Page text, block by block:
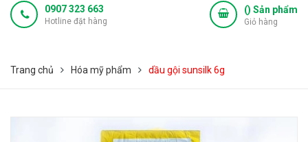
0907 323 663
Hotline đặt hàng
() Sản phẩm
Giỏ hàng
Trang chủ Hóa mỹ phẩm dầu gội sunsilk 6g